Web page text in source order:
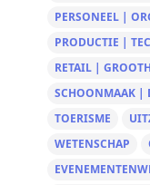
PERSONEEL |
PRODUCTIE |
RETAIL |
SCHOONMAAK |
TOERISME
WETENSCHAP